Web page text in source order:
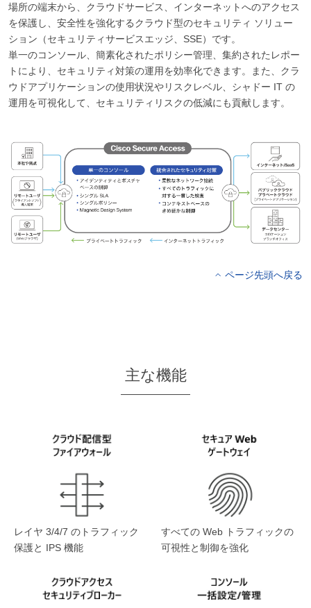
場所の端末から、クラウドサービス、インターネットへのアクセス
を保護し、安全性を強化するクラウド型のセキュリティ ソリュー
ション（セキュリティサービスエッジ、SSE）です。
単一のコンソール、簡素化されたポリシー管理、集約されたレポー
トにより、セキュリティ対策の運用を効率化できます。また、クラ
ウドアプリケーションの使用状況やリスクレベル、シャドー IT の
運用を可視化して、セキュリティリスクの低減にも貢献します。
ページ先頭へ戻る
主な機能
レイヤ 3/4/7 のトラフィック
保護と IPS 機能
すべての Web トラフィックの
可視性と制御を強化